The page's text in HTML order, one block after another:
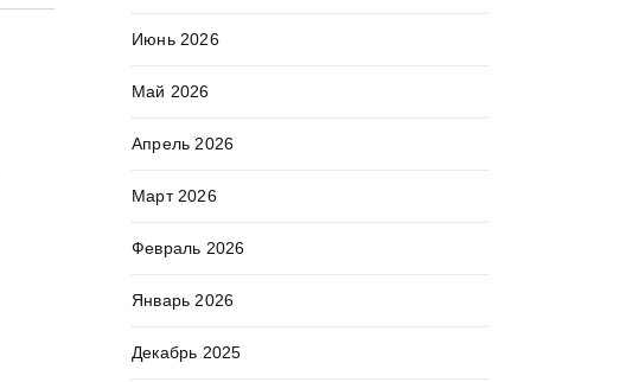
Июнь 2026
Май 2026
Апрель 2026
Март 2026
Февраль 2026
Январь 2026
Декабрь 2025